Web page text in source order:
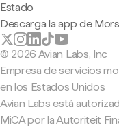
Estado
Descarga la app de
© 2026 Avian Labs, Inc
Empresa de servicios
en los Estados Unidos
Avian Labs está
MiCA por la Autoriteit